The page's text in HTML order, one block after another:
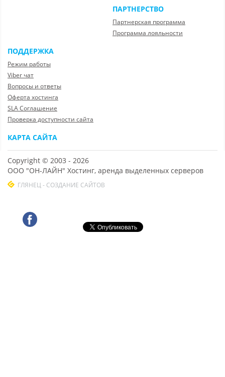
ПАРТНЕРСТВО
Партнерская программа
Программа лояльности
ПОДДЕРЖКА
Режим работы
Viber чат
Вопросы и ответы
Оферта хостинга
SLA Соглашение
Проверка доступности сайта
КАРТА САЙТА
Copyright © 2003 - 2026
ООО "ОН-ЛАЙН" Хостинг, аренда выделенных серверов
ГЛЯНЕЦ - СОЗДАНИЕ САЙТОВ